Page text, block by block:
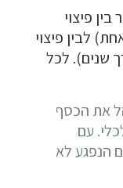
פיצוי
לבין פיצוי
שנים). לכל
את הכסף
עם
הנפגע לא